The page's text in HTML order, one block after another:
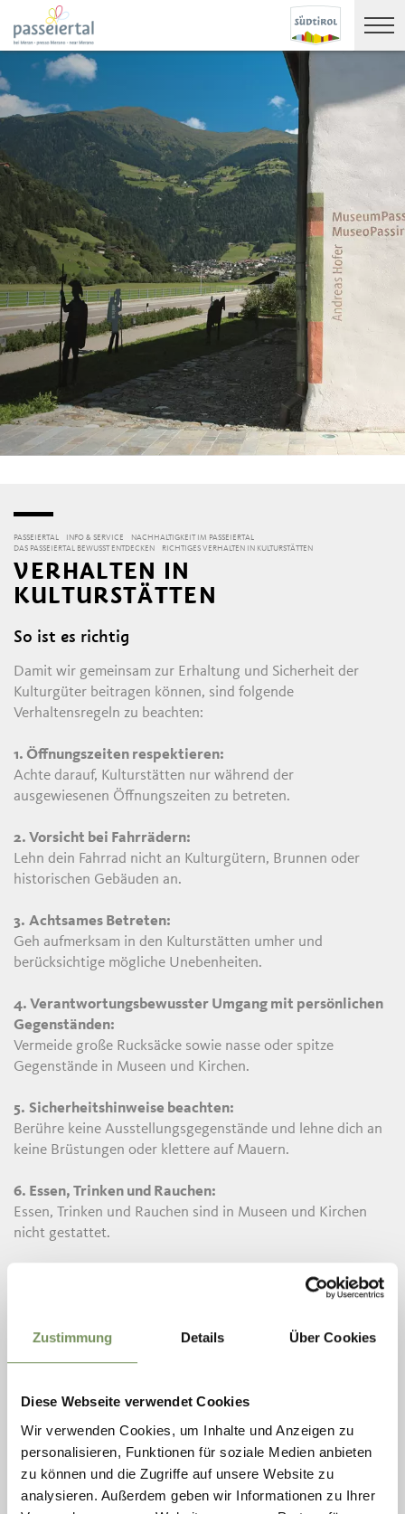
Zustimmung Details Über Cookies
Diese Webseite verwendet Cookies
Wir verwenden Cookies, um Inhalte und Anzeigen zu
personalisieren, Funktionen für soziale Medien anbieten
zu können und die Zugriffe auf unsere Website zu
analysieren. Außerdem geben wir Informationen zu Ihrer
PASSEIERTAL INFO & SERVICE
NACHHALTIGKEIT IM PASSEIERTAL
DAS PASSEIERTAL BEWUSST ENTDECKEN
RICHTIGES VERHALTEN IN KULTURSTÄTTEN
VERHALTEN IN
KULTURSTÄTTEN
So ist es richtig
Damit wir gemeinsam zur Erhaltung und Sicherheit der
Kulturgüter beitragen können, sind folgende
Verhaltensregeln zu beachten:
1. Öffnungszeiten respektieren:
Achte darauf, Kulturstätten nur während der
ausgewiesenen Öffnungszeiten zu betreten.
2. Vorsicht bei Fahrrädern:
Lehn dein Fahrrad nicht an Kulturgütern, Brunnen oder
historischen Gebäuden an.
3. Achtsames Betreten:
Geh aufmerksam in den Kulturstätten umher und
berücksichtige mögliche Unebenheiten.
4. Verantwortungsbewusster Umgang mit persönlichen
Gegenständen:
Vermeide große Rucksäcke sowie nasse oder spitze
Gegenstände in Museen und Kirchen.
5. Sicherheitshinweise beachten:
Berühre keine Ausstellungsgegenstände und lehne dich an
keine Brüstungen oder klettere auf Mauern.
6. Essen, Trinken und Rauchen:
Essen, Trinken und Rauchen sind in Museen und Kirchen
nicht gestattet.
Respektiere, dass Hunde beschränkten oder keinen Zugang
übernehme Verantwortung für dein eigenes Handeln.
9. Sicherheitsmaßnahmen beachten:
Mach dich mit Fluchtwegen vertraut und beachte
Sicherheitspläne in Museen und Schlössern.